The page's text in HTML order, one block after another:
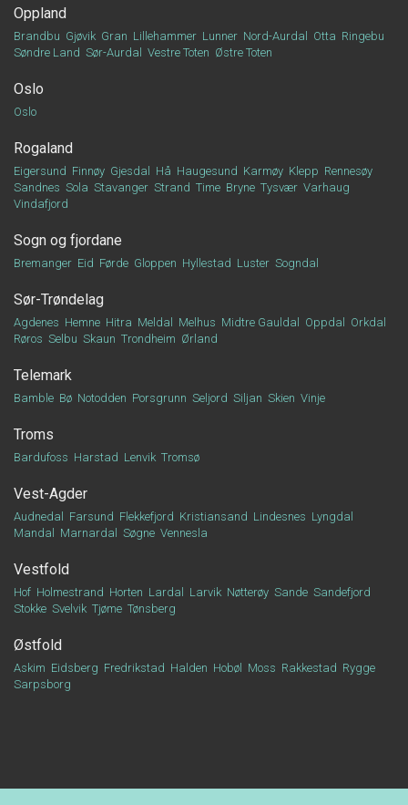
Oppland
Brandbu Gjøvik Gran Lillehammer Lunner Nord-Aurdal Otta Ringebu
Søndre Land Sør-Aurdal Vestre Toten Østre Toten
Oslo
Oslo
Rogaland
Eigersund Finnøy Gjesdal Hå Haugesund Karmøy Klepp Rennesøy
Sandnes Sola Stavanger Strand Time Bryne Tysvær Varhaug
Vindafjord
Sogn og fjordane
Bremanger Eid Førde Gloppen Hyllestad Luster Sogndal
Sør-Trøndelag
Agdenes Hemne Hitra Meldal Melhus Midtre Gauldal Oppdal
Orkdal
Røros Selbu Skaun Trondheim Ørland
Telemark
Bamble Bø Notodden Porsgrunn Seljord Siljan Skien Vinje
Troms
Bardufoss Harstad Lenvik Tromsø
Vest-Agder
Audnedal Farsund Flekkefjord Kristiansand Lindesnes Lyngdal
Mandal
Marnardal Søgne Vennesla
Vestfold
Hof Holmestrand Horten Lardal Larvik Nøtterøy Sande Sandefjord
Stokke Svelvik Tjøme Tønsberg
Østfold
Askim Eidsberg Fredrikstad Halden Hobøl Moss Rakkestad Rygge
Sarpsborg